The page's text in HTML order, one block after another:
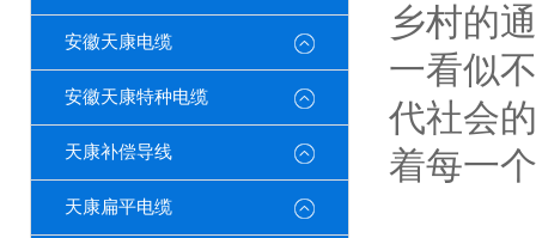
安徽天康电缆
安徽天康特种电缆
天康补偿导线
天康扁平电缆
乡村的
一看似
代社会
着每一